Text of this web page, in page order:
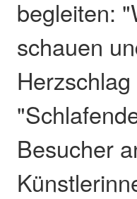
begleiten:
schauen
Besucher